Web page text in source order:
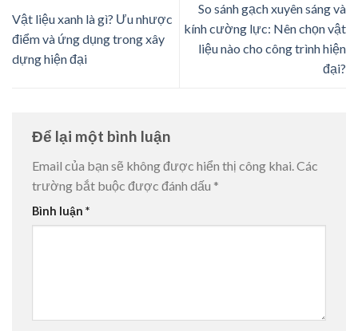
Vật liệu xanh là gì? Ưu nhược
điểm và ứng dụng trong xây
dựng hiện đại
So sánh gạch xuyên sáng và
kính cường lực: Nên chọn vật
liệu nào cho công trình hiện
đại?
Để lại một bình luận
Email của bạn sẽ không được hiển thị công khai.Các
trường bắt buộc được đánh dấu *
Bình luận *